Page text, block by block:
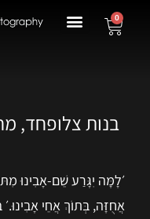
0
בנות צלופחד,
׳לָמָּה יִגָּרַע שֵׁם-אָבִינוּ
אֲחֻזָּה, בְּתוֹךְ אֲחֵי אָבִינוּ.׳